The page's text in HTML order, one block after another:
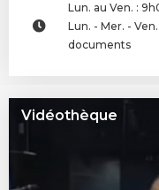
Lun. au Ven. :
Lun. - Mer. -
documents
Vidéothèque